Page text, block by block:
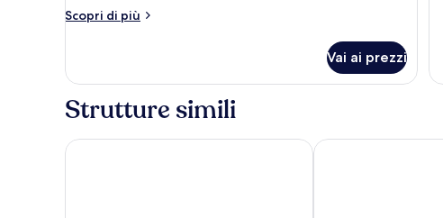
Scopri di più
Altri
Vai ai prezzi
Strutture simili
Leixlip Manor Hotel The Court Yard Hotel